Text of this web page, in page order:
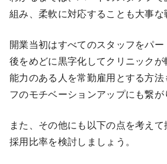
組み、柔軟に対応することも大事な
開業当初はすべてのスタッフをパ
後をめどに黒字化してクリニックが
能力のある人を常勤雇用とする方
フのモチベーションアップにも繋が
また、その他にも以下の点を考え
採用比率を検討しましょう。